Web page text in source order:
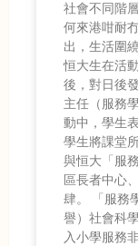
社會不同階
何來港咁耐
出，生活圍
恒大生在活
後，對日後
主任（服務
動中，學生
學生將課堂
與恒大「服
區長者中心
肆。 「服務
譽）社會科
入小學服務